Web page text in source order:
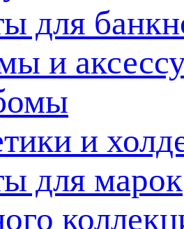
для
и
и
для марок